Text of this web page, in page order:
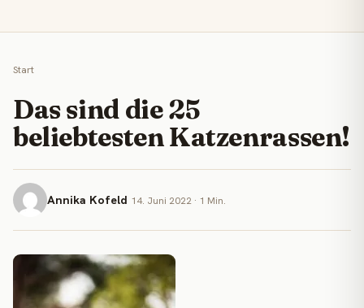
Start
Das sind die 25
beliebtesten Katzenrassen!
Annika Kofeld 14. Juni 2022 · 1 Min.